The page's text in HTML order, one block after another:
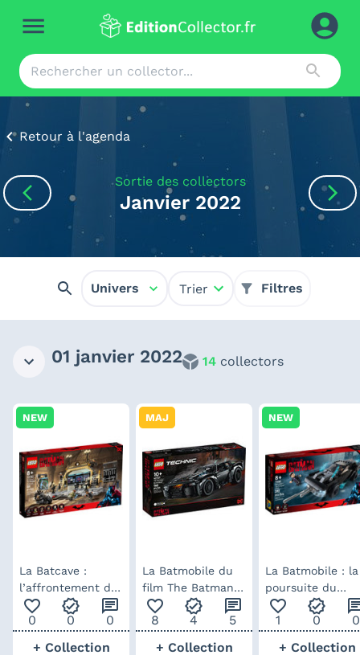
Retour à l'agenda
Sortie des collectors
Janvier 2022
Univers Trier Filtres
01 janvier 2022 14 collectors
NEW
La Batcave :
l’affrontement du
Sphinx - LEGO
The Batman DC
favorite_outline
0
verified
0
chat
0
+ Collection
MAJ
La Batmobile du
film The Batman
de 2022 en LEGO
favorite_outline
8
verified
4
chat
5
+ Collection
NEW
La Batmobile : la
poursuite du
Pingouin - LEGO
The Batman DC
favorite_outline
1
verified
0
0
+ Collection